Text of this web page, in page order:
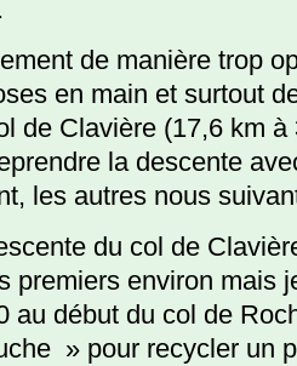
de manière trop
en main et surtout
de Clavière (17,6 km
la descente
les autres nous
du col de
premiers environ mais
au début du col de
» pour recycler un